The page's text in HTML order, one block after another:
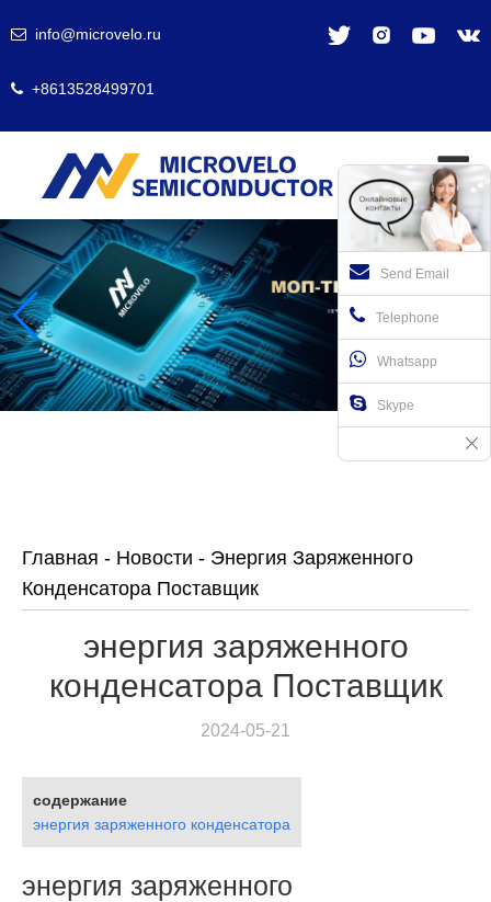
info@microvelo.ru
+8613528499701
Главная - Новости - Энергия Заряженного
Конденсатора Поставщик
энергия заряженного
конденсатора Поставщик
2024-05-21
содержание
энергия заряженного конденсатора
энергия заряженного
Send Email
Telephone
Whatsapp
Skype